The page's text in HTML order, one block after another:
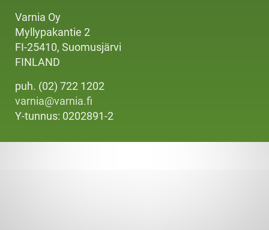
Varnia Oy
Myllypakantie 2
FI-25410, Suomusjärvi
FINLAND
puh. (02) 722 1202
varnia@varnia.fi
Y-tunnus: 0202891-2